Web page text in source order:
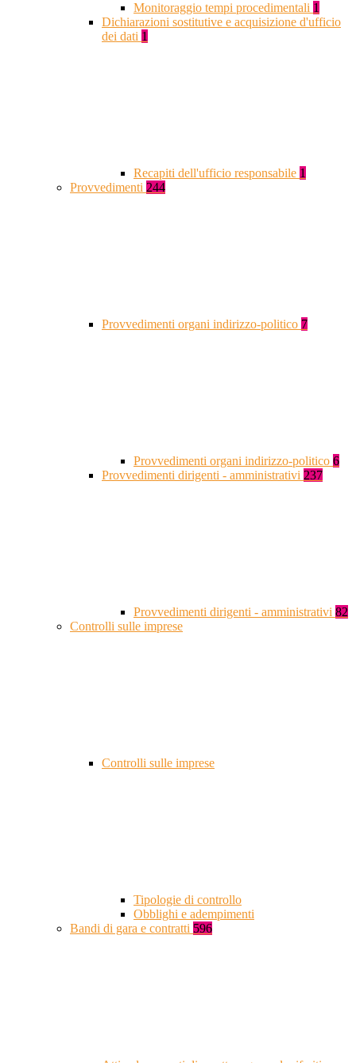
Monitoraggio tempi procedimentali 1
Dichiarazioni sostitutive e acquisizione d'ufficio
dei dati 1
Recapiti dell'ufficio responsabile 1
Provvedimenti 244
Provvedimenti organi indirizzo-politico 7
Provvedimenti organi indirizzo-politico 6
Provvedimenti dirigenti - amministrativi 237
Provvedimenti dirigenti - amministrativi 82
Controlli sulle imprese
Controlli sulle imprese
Tipologie di controllo
Obblighi e adempimenti
Bandi di gara e contratti 596